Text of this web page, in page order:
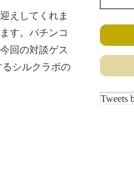
えしてくれま
す。パチンコ
回の対談ゲス
シルクラボの
Tweets